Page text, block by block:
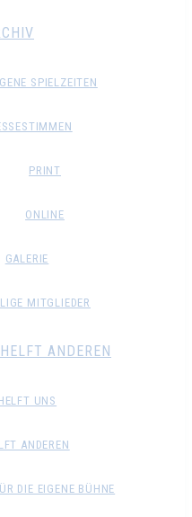
SPIELZEITEN
PRINT
ONLINE
GALERIE
MITGLIEDER
ANDEREN
UNS
ANDEREN
DIE EIGENE BÜHNE